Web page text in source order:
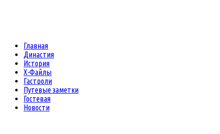
Главная
Династия
История
Х-Файлы
Гастроли
Путевые заметки
Гостевая
Новости